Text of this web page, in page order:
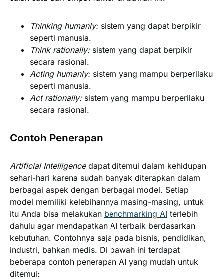
Thinking humanly:sistem yang dapat berpikir
seperti manusia.
Think rationally:sistem yang dapat berpikir
secara rasional.
Acting humanly:sistem yang mampu berperilaku
seperti manusia.
Act rationally:sistem yang mampu berperilaku
secara rasional.
Contoh Penerapan
Artificial Intelligencedapat ditemui dalam kehidupan
sehari-hari karena sudah banyak diterapkan dalam
berbagai aspek dengan berbagai model. Setiap
model memiliki kelebihannya masing-masing, untuk
itu Anda bisa melakukan benchmarking AI terlebih
dahulu agar mendapatkan AI terbaik berdasarkan
kebutuhan. Contohnya saja pada bisnis, pendidikan,
industri, bahkan medis. Di bawah ini terdapat
beberapa contoh penerapan AI yang mudah untuk
ditemui: